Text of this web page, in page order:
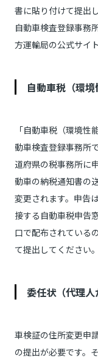
書に貼り付けて提出
自動車検査登録事務
方運輸局の公式サイ
自動車税（環
「自動車税（環境
動車検査登録事務所
道府県の税事務所に
動車の納税通知書の
変更されます。申告
接する自動車税申告
口で配布されている
て提出してください。
委任状（代理人
車検証の住所変更申
の提出が必要です。